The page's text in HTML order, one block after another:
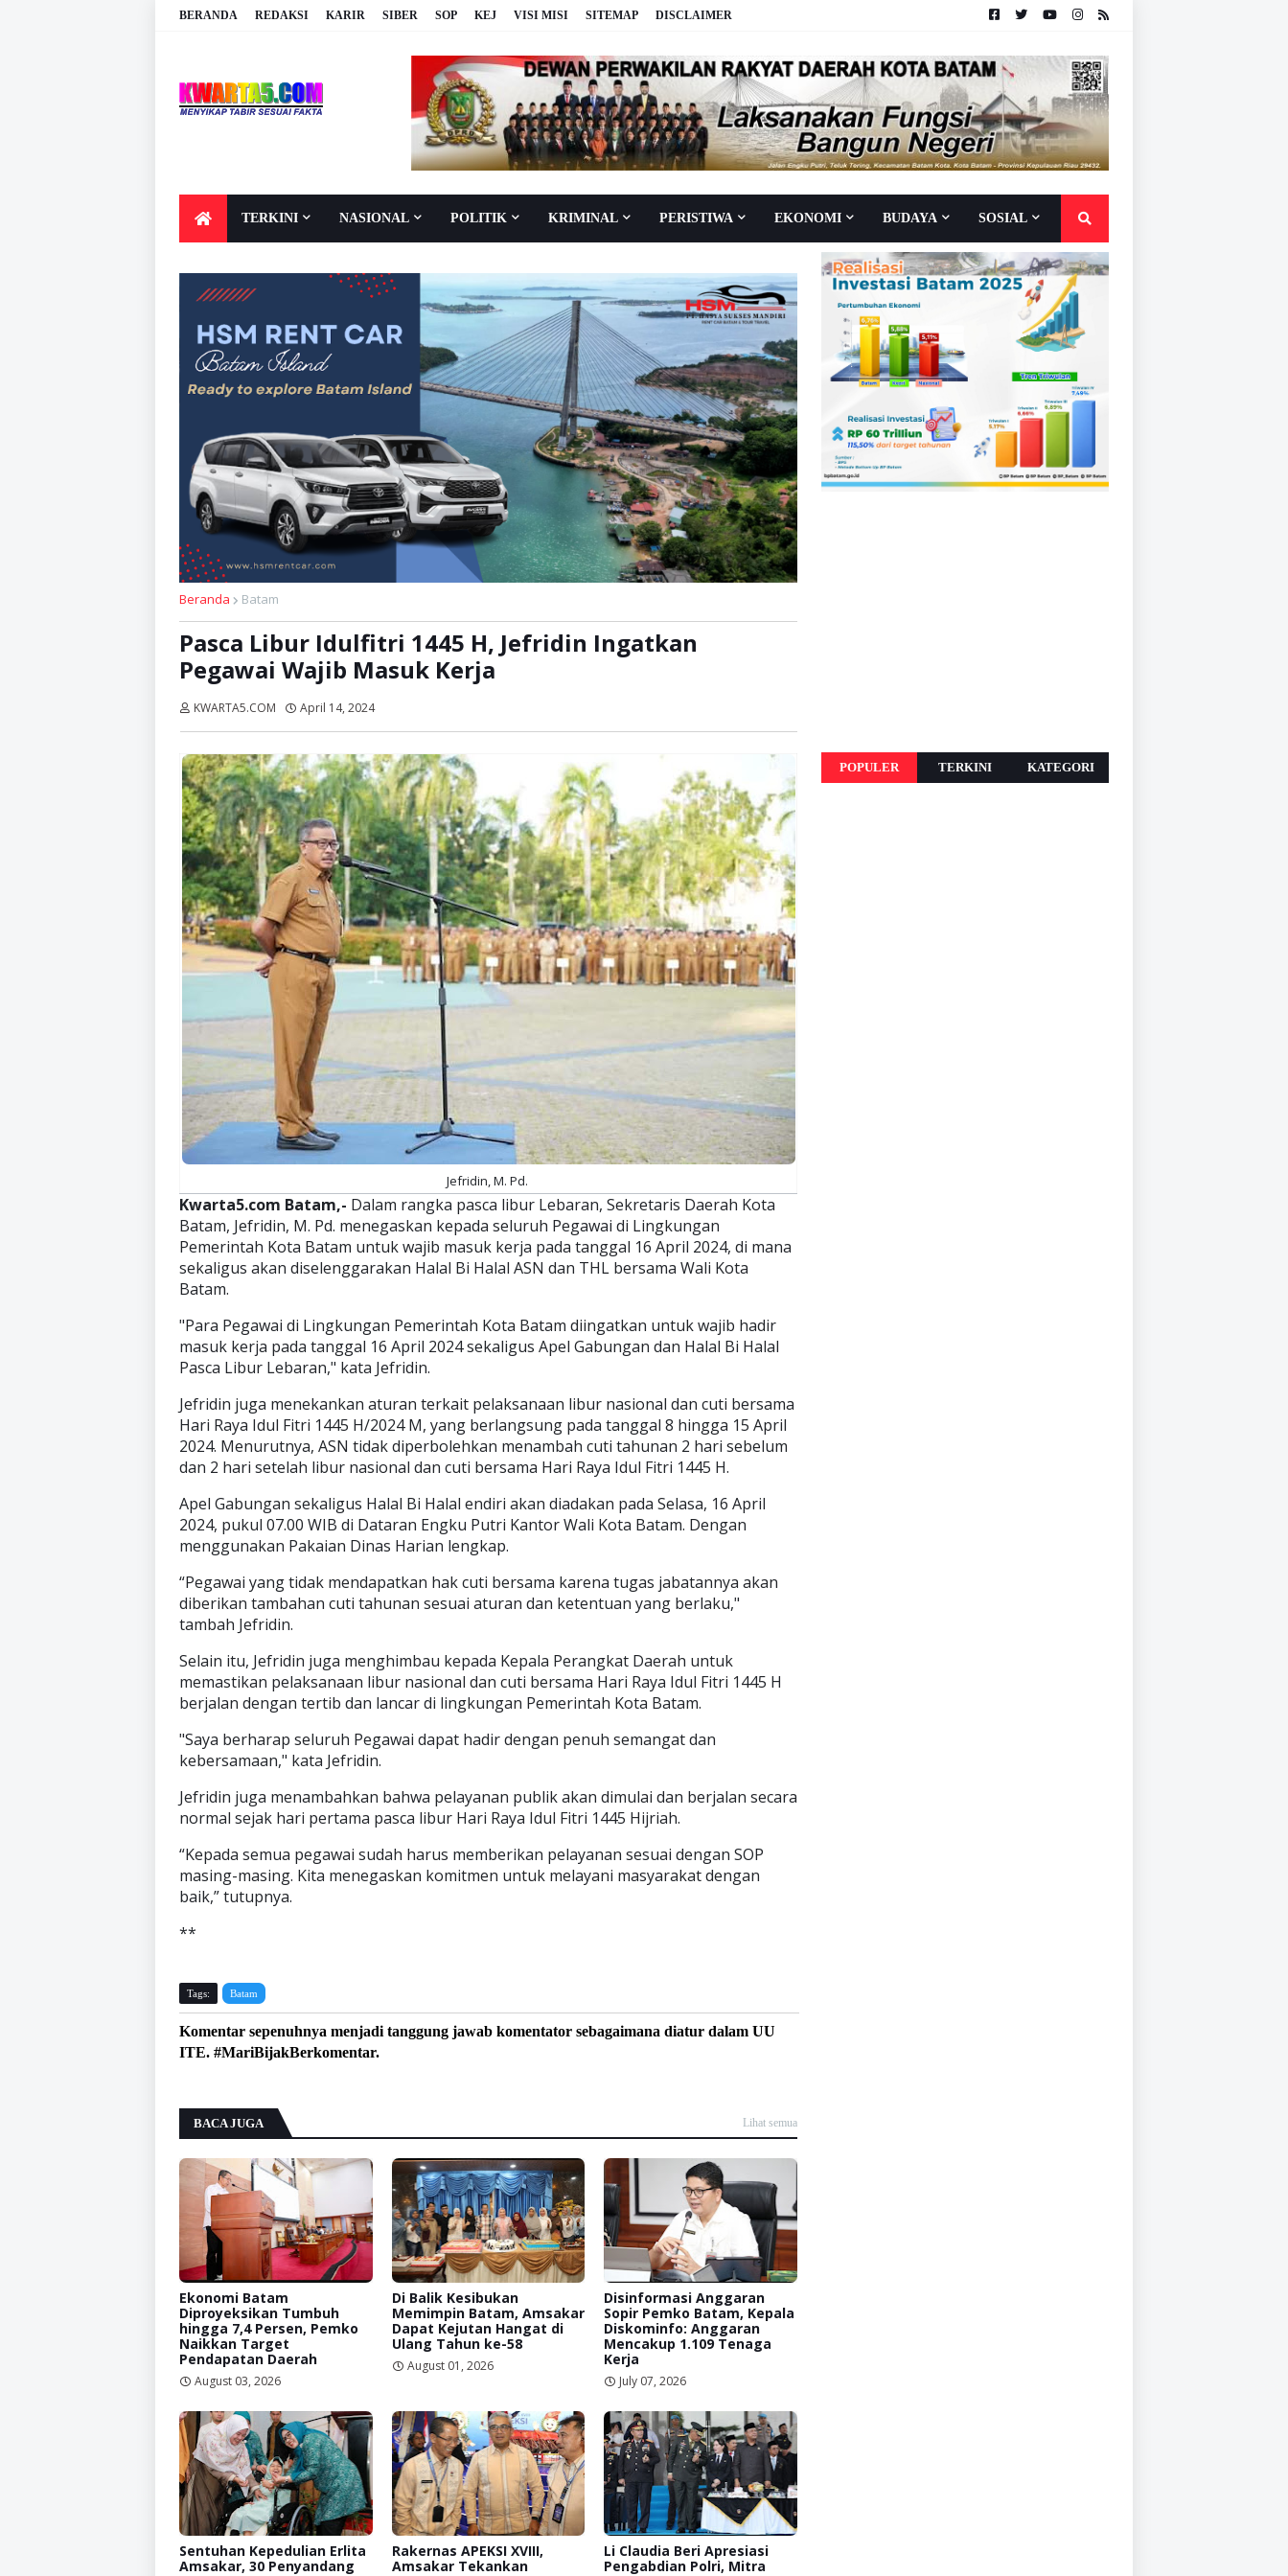
BERANDA REDAKSI KARIR SIBER SOP KEJ VISI MISI SITEMAP DISCLAIMER
TERKINI NASIONAL POLITIK KRIMINAL PERISTIWA EKONOMI BUDAYA SOSIAL
Beranda Batam
Pasca Libur Idulfitri 1445 H, Jefridin Ingatkan
Pegawai Wajib Masuk Kerja
KWARTA5.COM April 14, 2024
Jefridin, M. Pd.
Kwarta5.com Batam,- Dalam rangka pasca libur Lebaran, Sekretaris Daerah Kota
Batam, Jefridin, M. Pd. menegaskan kepada seluruh Pegawai di Lingkungan
Pemerintah Kota Batam untuk wajib masuk kerja pada tanggal 16 April 2024, di mana
sekaligus akan diselenggarakan Halal Bi Halal ASN dan THL bersama Wali Kota
Batam.
"Para Pegawai di Lingkungan Pemerintah Kota Batam diingatkan untuk wajib hadir
masuk kerja pada tanggal 16 April 2024 sekaligus Apel Gabungan dan Halal Bi Halal
Pasca Libur Lebaran," kata Jefridin.
Jefridin juga menekankan aturan terkait pelaksanaan libur nasional dan cuti bersama
Hari Raya Idul Fitri 1445 H/2024 M, yang berlangsung pada tanggal 8 hingga 15 April
2024. Menurutnya, ASN tidak diperbolehkan menambah cuti tahunan 2 hari sebelum
dan 2 hari setelah libur nasional dan cuti bersama Hari Raya Idul Fitri 1445 H.
Apel Gabungan sekaligus Halal Bi Halal endiri akan diadakan pada Selasa, 16 April
2024, pukul 07.00 WIB di Dataran Engku Putri Kantor Wali Kota Batam. Dengan
menggunakan Pakaian Dinas Harian lengkap.
“Pegawai yang tidak mendapatkan hak cuti bersama karena tugas jabatannya akan
diberikan tambahan cuti tahunan sesuai aturan dan ketentuan yang berlaku,"
tambah Jefridin.
Selain itu, Jefridin juga menghimbau kepada Kepala Perangkat Daerah untuk
memastikan pelaksanaan libur nasional dan cuti bersama Hari Raya Idul Fitri 1445 H
berjalan dengan tertib dan lancar di lingkungan Pemerintah Kota Batam.
"Saya berharap seluruh Pegawai dapat hadir dengan penuh semangat dan
kebersamaan," kata Jefridin.
Jefridin juga menambahkan bahwa pelayanan publik akan dimulai dan berjalan secara
normal sejak hari pertama pasca libur Hari Raya Idul Fitri 1445 Hijriah.
“Kepada semua pegawai sudah harus memberikan pelayanan sesuai dengan SOP
masing-masing. Kita menegaskan komitmen untuk melayani masyarakat dengan
baik,” tutupnya.
**
Tags: Batam
Komentar sepenuhnya menjadi tanggung jawab komentator sebagaimana diatur dalam UU
ITE. #MariBijakBerkomentar.
BACA JUGA Lihat semua
Ekonomi Batam
Diproyeksikan Tumbuh
hingga 7,4 Persen, Pemko
Naikkan Target
Pendapatan Daerah
August 03, 2026
Di Balik Kesibukan
Memimpin Batam, Amsakar
Dapat Kejutan Hangat di
Ulang Tahun ke-58
August 01, 2026
Disinformasi Anggaran
Sopir Pemko Batam, Kepala
Diskominfo: Anggaran
Mencakup 1.109 Tenaga
Kerja
July 07, 2026
Sentuhan Kepedulian Erlita
Amsakar, 30 Penyandang
Rakernas APEKSI XVIII,
Amsakar Tekankan
Li Claudia Beri Apresiasi
Pengabdian Polri, Mitra
POPULER TERKINI KATEGORI